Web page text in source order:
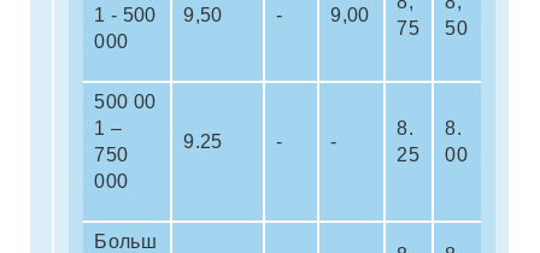
1 - 500
000
9,50 - 9,00
75
50
500 00
1 –
750
000
9.25 - -
8.
25
8.
00
Больш